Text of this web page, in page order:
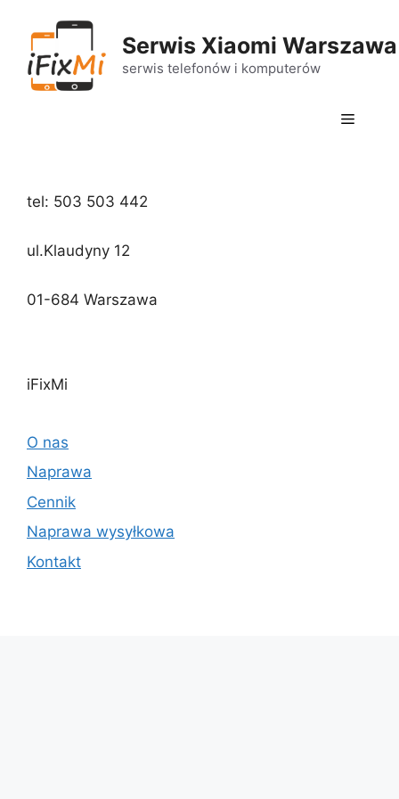
Serwis Xiaomi
serwis telefonów i komputerów
tel: 503 503 442
ul.Klaudyny 12
01-684 Warszawa
iFixMi
O nas
Naprawa
Cennik
Naprawa wysyłkowa
Kontakt